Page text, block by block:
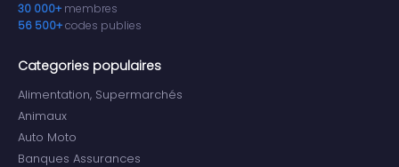
30 000+ membres
56 500+codes publies
Categories populaires
Alimentation, Supermarchés
Animaux
Auto Moto
Banques Assurances